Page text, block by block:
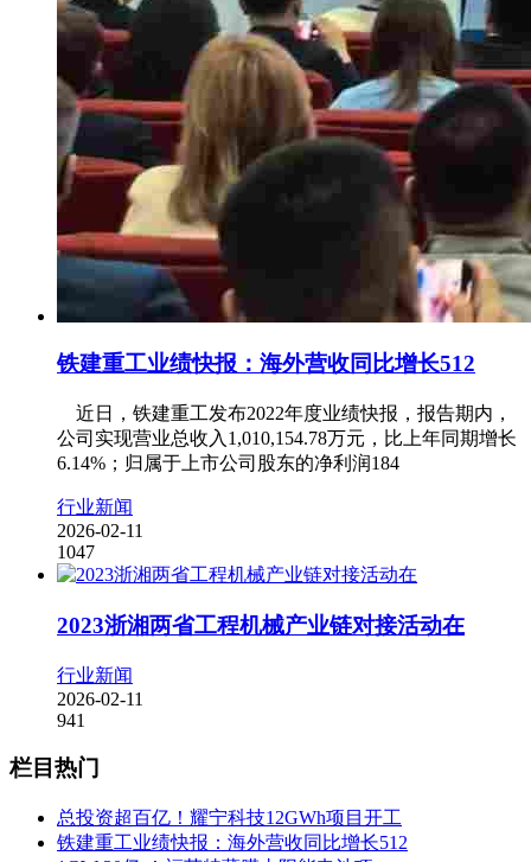
铁建重工业绩快报：海外营收同比增长512
近日，铁建重工发布2022年度业绩快报，报告期内，
公司实现营业总收入1,010,154.78万元，比上年同期增长
6.14%；归属于上市公司股东的净利润184
行业新闻
2026-02-11
1047
2023浙湘两省工程机械产业链对接活动在
行业新闻
2026-02-11
941
栏目热门
总投资超百亿！耀宁科技12GWh项目开工
铁建重工业绩快报：海外营收同比增长512